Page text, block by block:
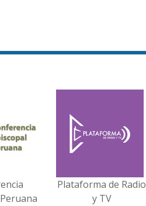
Plataforma de Radio
y TV